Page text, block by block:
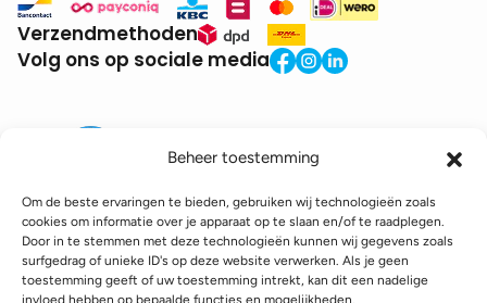
Beheer toestemming
Om de beste ervaringen te bieden, gebruiken wij technologieën zoals
cookies om informatie over je apparaat op te slaan en/of te raadplegen.
Door in te stemmen met deze technologieën kunnen wij gegevens zoals
surfgedrag of unieke ID's op deze website verwerken. Als je geen
toestemming geeft of uw toestemming intrekt, kan dit een nadelige
invloed hebben op bepaalde functies en mogelijkheden.
Verzendmethoden
Volg ons op sociale media
BTW: BE0771.941.935
© 2025 DroneDepot. Alle rechten voorbehouden.